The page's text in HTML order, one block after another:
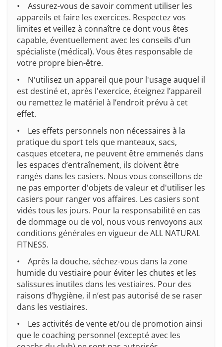
• Assurez-vous de savoir comment utiliser les
appareils et faire les exercices. Respectez vos
limites et veillez à connaître ce dont vous êtes
capable, éventuellement avec les conseils d'un
spécialiste (médical). Vous êtes responsable de
votre propre bien-être.
• N'utilisez un appareil que pour l'usage auquel il
est destiné et, après l'exercice, éteignez l’appareil
ou remettez le matériel à l’endroit prévu à cet
effet.
• Les effets personnels non nécessaires à la
pratique du sport tels que manteaux, sacs,
casques etcetera, ne peuvent être emmenés dans
les espaces d’entraînement, ils doivent être
rangés dans les casiers. Nous vous conseillons de
ne pas emporter d'objets de valeur et d'utiliser les
casiers pour ranger vos affaires. Les casiers sont
vidés tous les jours. Pour la responsabilité en cas
de dommage ou de vol, nous vous renvoyons aux
conditions générales en vigueur de ALL NATURAL
FITNESS.
• Après la douche, séchez-vous dans la zone
humide du vestiaire pour éviter les chutes et les
salissures inutiles dans les vestiaires. Pour des
raisons d’hygiène, il n’est pas autorisé de se raser
dans les vestiaires.
• Les activités de vente et/ou de promotion ainsi
que le coaching personnel (excepté avec les